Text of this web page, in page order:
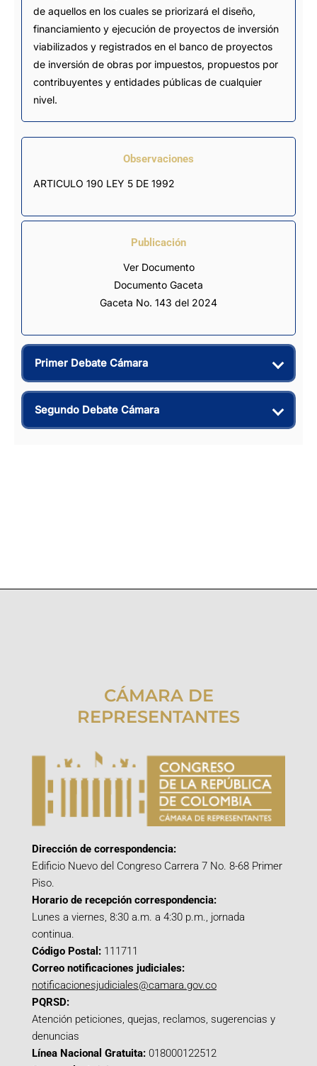
de aquellos en los cuales se priorizará el diseño,
financiamiento y ejecución de proyectos de inversión
viabilizados y registrados en el banco de proyectos
de inversión de obras por impuestos, propuestos por
contribuyentes y entidades públicas de cualquier
nivel.
Observaciones
ARTICULO 190 LEY 5 DE 1992
Publicación
Ver Documento
Documento Gaceta
Gaceta No. 143 del 2024
Primer Debate Cámara
Segundo Debate Cámara
CÁMARA DE
REPRESENTANTES
Dirección de correspondencia:
Edificio Nuevo del Congreso Carrera 7 No. 8-68 Primer
Piso.
Horario de recepción correspondencia:
Lunes a viernes, 8:30 a.m. a 4:30 p.m., jornada
continua.
Código Postal: 111711
Correo notificaciones judiciales:
notificacionesjudiciales@camara.gov.co
PQRSD:
Atención peticiones, quejas, reclamos, sugerencias y
denuncias
Línea Nacional Gratuita: 018000122512